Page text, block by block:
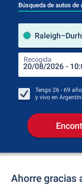
Búsqueda de autos de
Recogida
Tengo 26 - 69
y vivo en
Ahorre gracias